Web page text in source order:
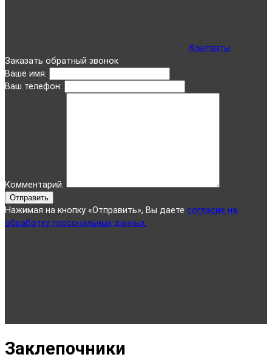
Контакты
Заказать обратный звонок
Ваше имя:
Ваш телефон:
Комментарий:
Отправить
Нажимая на кнопку «Отправить», Вы даете согласие на
обработку персональных данных.
Заклепочники